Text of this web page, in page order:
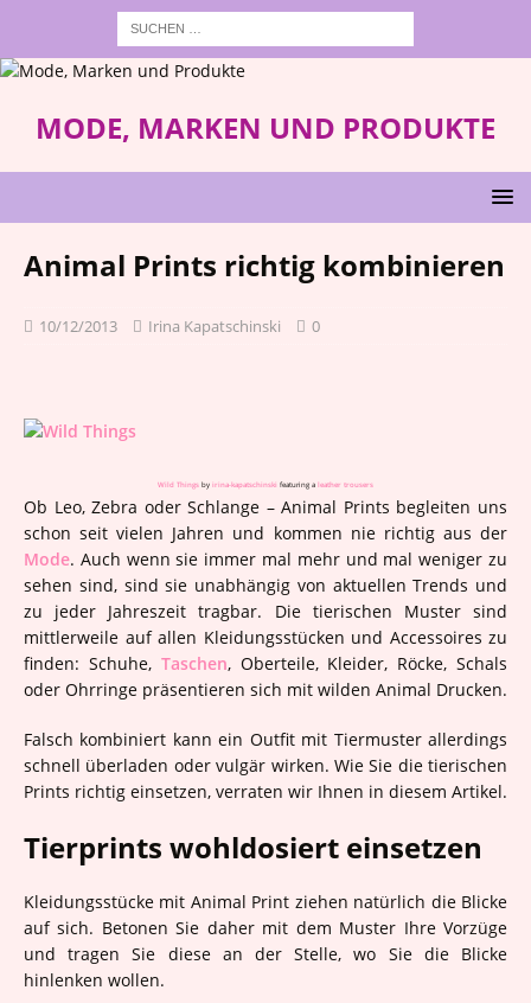
MODE, MARKEN UND PRODUKTE
Animal Prints richtig kombinieren
10/12/2013 Irina Kapatschinski 0
Wild Things by irina-kapatschinski featuring a leather trousers
Ob Leo, Zebra oder Schlange – Animal Prints begleiten uns
schon seit vielen Jahren und kommen nie richtig aus der
Mode. Auch wenn sie immer mal mehr und mal weniger zu
sehen sind, sind sie unabhängig von aktuellen Trends und
zu jeder Jahreszeit tragbar. Die tierischen Muster sind
mittlerweile auf allen Kleidungsstücken und Accessoires zu
finden: Schuhe, Taschen, Oberteile, Kleider, Röcke, Schals
oder Ohrringe präsentieren sich mit wilden Animal Drucken.
Falsch kombiniert kann ein Outfit mit Tiermuster allerdings
schnell überladen oder vulgär wirken. Wie Sie die tierischen
Prints richtig einsetzen, verraten wir Ihnen in diesem Artikel.
Tierprints wohldosiert einsetzen
Kleidungsstücke mit Animal Print ziehen natürlich die Blicke
auf sich. Betonen Sie daher mit dem Muster Ihre Vorzüge
und tragen Sie diese an der Stelle, wo Sie die Blicke
hinlenken wollen.